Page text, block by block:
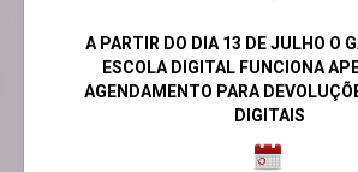
A PARTIR DO DIA 13 DE JULHO O
ESCOLA DIGITAL FUNCIONA
AGENDAMENTO PARA
DIGITAIS